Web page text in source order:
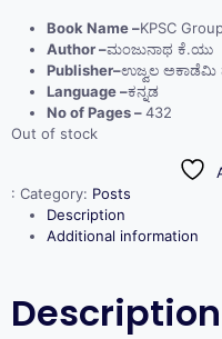
Book Name –KPSC
Author –ಮಂಜುನಾಥ ಕೆ.ಯು
Publisher–ಉಜ್ವಲ ಅಕಾಡೆಮಿ
Language –ಕನ್ನಡ
No of Pages –432
Out of stock
: Category: Posts
Description
Additional information
Description